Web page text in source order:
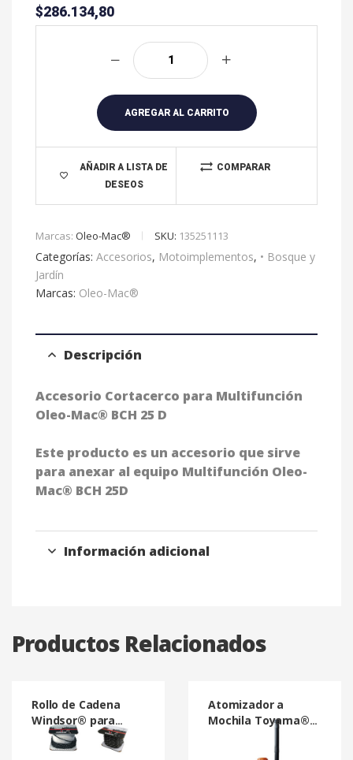
$286.134,80
AGREGAR AL CARRITO
AÑADIR A LISTA DE
DESEOS
COMPARAR
e
r
n
a
v
Marcas: Oleo-Mac® SKU: 135251113
Categorías: Accesorios, Motoimplementos, • Bosque y
Jardín
Marcas: Oleo-Mac®
Descripción
Accesorio Cortacerco para Multifunción
Oleo-Mac® BCH 25 D
Este producto es un accesorio que sirve
para anexar al equipo Multifunción Oleo-
Mac® BCH 25D
Información adicional
Productos Relacionados
Rollo de Cadena
Windsor® para
Motosierras 100 w-
91ns
Atomizador a
Mochila Toyama®